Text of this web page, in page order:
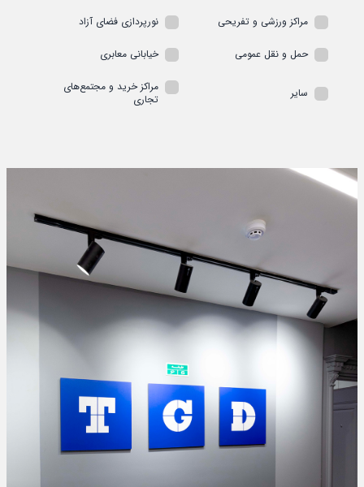
مراکز ورزشی و تفریحی نورپردازی فضای آزاد
حمل و نقل عمومی خیابانی معابری
سایر
مراکز خرید و مجتمع‌های
تجاری